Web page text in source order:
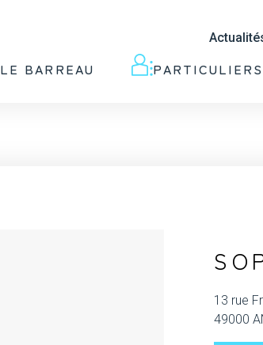
LE BARREAU PARTICULIERS
13 rue
49000